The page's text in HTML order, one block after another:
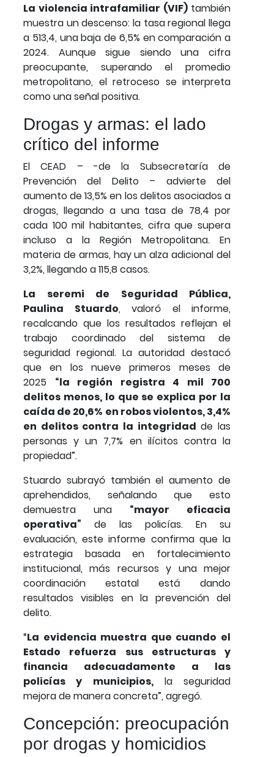
La violencia intrafamiliar (VIF)también
muestra un descenso: la tasa regional llega
a 513,4, una baja de 6,5% en comparación a
2024. Aunque sigue siendo una cifra
preocupante, superando el promedio
metropolitano, el retroceso se interpreta
como una señal positiva.
Drogas y armas: el lado
crítico del informe
El CEAD – -de la Subsecretaría de
Prevención del Delito – advierte del
aumento de 13,5% en los delitos asociados a
drogas, llegando a una tasa de 78,4 por
cada 100 mil habitantes, cifra que supera
incluso a la Región Metropolitana. En
materia de armas, hay un alza adicional del
3,2%, llegando a 115,8 casos.
La seremi de Seguridad Pública,
Paulina Stuardo, valoró el informe,
recalcando que los resultados reflejan el
trabajo coordinado del sistema de
seguridad regional. La autoridad destacó
que en los nueve primeros meses de
2025 “la región registra 4 mil 700
delitos menos, lo que se explica por la
caída de 20,6% en robos violentos, 3,4%
en delitos contra la integridad de las
personas y un 7,7% en ilícitos contra la
propiedad”.
Stuardo subrayó también el aumento de
aprehendidos, señalando que esto
demuestra una “mayor eficacia
operativa” de las policías. En su
evaluación, este informe confirma que la
estrategia basada en fortalecimiento
institucional, más recursos y una mejor
coordinación estatal está dando
resultados visibles en la prevención del
delito.
“La evidencia muestra que cuando el
Estado refuerza sus estructuras y
financia adecuadamente a las
policías y municipios,la seguridad
mejora de manera concreta”, agregó.
Concepción: preocupación
por drogas y homicidios